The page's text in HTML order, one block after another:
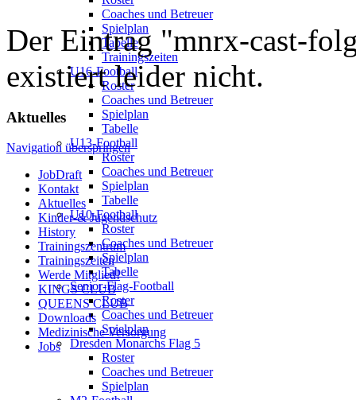
Coaches und Betreuer
Spielplan
Tabelle
Trainingszeiten
U16-Football
Roster
Coaches und Betreuer
Spielplan
Tabelle
U13-Football
Roster
Coaches und Betreuer
Spielplan
Tabelle
U10-Football
Roster
Coaches und Betreuer
Spielplan
Tabelle
Senior-Flag-Football
Roster
Coaches und Betreuer
Spielplan
Dresden Monarchs Flag 5
Roster
Coaches und Betreuer
Spielplan
Der Eintrag "mnrx-cast-
existiert leider nicht.
Aktuelles
Navigation überspringen
JobDraft
Kontakt
Aktuelles
Kinder-& Jugendschutz
History
Trainingszentrum
Trainingszeiten
Werde Mitglied!
KINGS CLUB
QUEENS CLUB
Downloads
Medizinische Versorgung
Jobs